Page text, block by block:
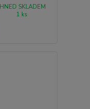
IHNED SKLADEM
1 ks